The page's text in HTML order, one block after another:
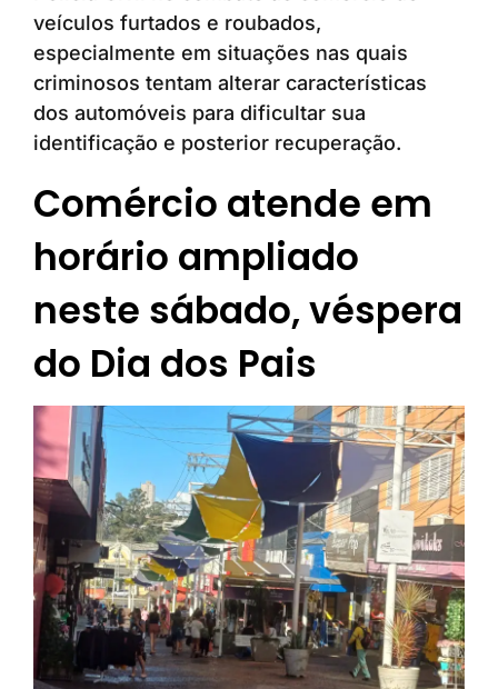
veículos furtados e roubados,
especialmente em situações nas quais
criminosos tentam alterar características
dos automóveis para dificultar sua
identificação e posterior recuperação.
Comércio atende em
horário ampliado
neste sábado, véspera
do Dia dos Pais